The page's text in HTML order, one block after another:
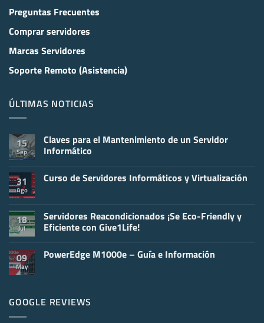
Preguntas Frecuentes
Comprar servidores
Marcas Servidores
Soporte Remoto (Asistencia)
ÚLTIMAS NOTICIAS
15
Sep
Claves para el Mantenimiento de un Servidor
Informático
comentarios
Mantenimiento
de
un
31
Ago
Curso de Servidores Informáticos y Virtualización
en
Curso
de
y
Virtualización
18
Jul
Servidores Reacondicionados ¡Se Eco-Friendly y
Eficiente con Give1Life!
comentarios
Friendly
y
09
May
PowerEdge M1000e – Guía e Información
PowerEdge
M1000e
GOOGLE REVIEWS